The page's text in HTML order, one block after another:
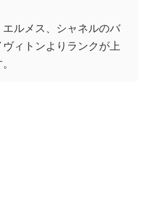
エルメス、シャネルのバ
ヴィトンよりランクが上